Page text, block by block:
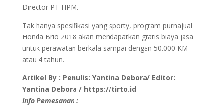
Director PT HPM.
Tak hanya spesifikasi yang sporty, program purnajual
Honda Brio 2018 akan mendapatkan gratis biaya jasa
untuk perawatan berkala sampai dengan 50.000 KM
atau 4 tahun.
Artikel By : Penulis: Yantina Debora/ Editor:
Yantina Debora / https://tirto.id
Info Pemesanan :